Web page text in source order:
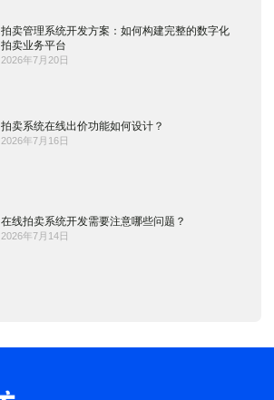
拍卖管理系统开发方案：如何构建完整的数字化
拍卖业务平台
2026年7月20日
拍卖系统在线出价功能如何设计？
2026年7月16日
在线拍卖系统开发需要注意哪些问题？
2026年7月14日